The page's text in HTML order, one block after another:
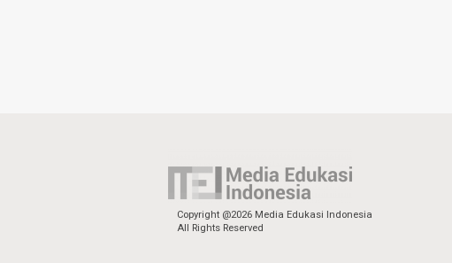
Copyright @2026 Media Edukasi Indonesia
All Rights Reserved